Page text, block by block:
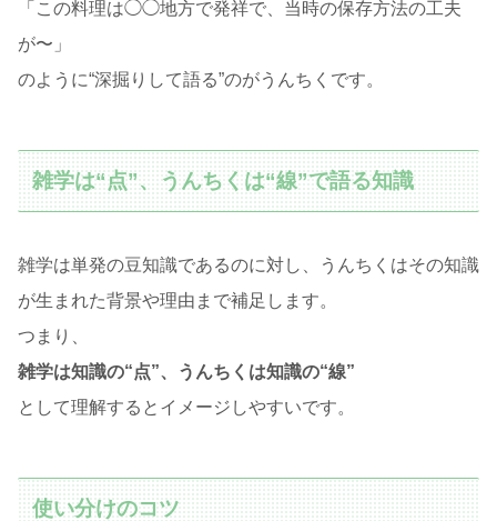
「この料理は◯◯地方で発祥で、当時の保存方法の工夫
が〜」
のように“深掘りして語る”のがうんちくです。
雑学は“点”、うんちくは“線”で語る知識
雑学は単発の豆知識であるのに対し、うんちくはその知識
が生まれた背景や理由まで補足します。
つまり、
雑学は知識の“点”、うんちくは知識の“線”
として理解するとイメージしやすいです。
使い分けのコツ